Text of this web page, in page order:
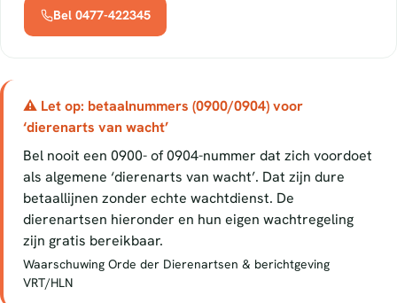
Bel 0477-422345
⚠ Let op: betaalnummers (0900/0904) voor
‘dierenarts van wacht’
Bel nooit een 0900- of 0904-nummer dat zich voordoet
als algemene ‘dierenarts van wacht’. Dat zijn dure
betaallijnen zonder echte wachtdienst. De
dierenartsen hieronder en hun eigen wachtregeling
zijn gratis bereikbaar.
Waarschuwing Orde der Dierenartsen & berichtgeving
VRT/HLN